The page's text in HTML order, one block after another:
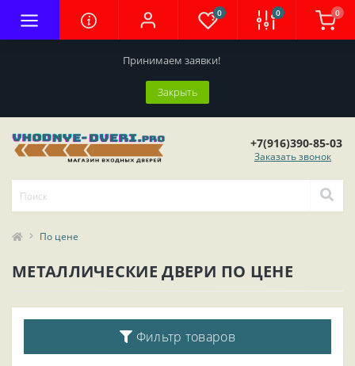
Принимаем заявки!
Закрыть
0 0 0
+7(916)390-85-03
Заказать звонок
По цене
МЕТАЛЛИЧЕСКИЕ ДВЕРИ ПО ЦЕНЕ
Фильтр товаров